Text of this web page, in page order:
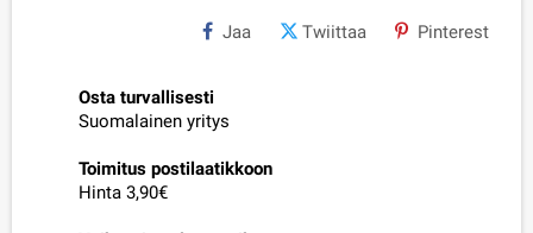
Jaa Twiittaa Pinterest
Osta turvallisesti
Suomalainen yritys
Toimitus postilaatikkoon
Hinta 3,90€